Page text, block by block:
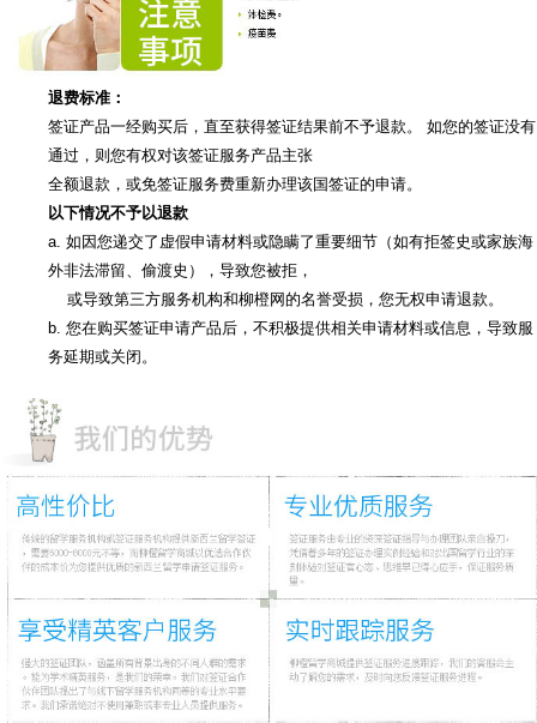
退费标准：
签证产品一经购买后，直至获得签证结果前不予退款。 如您的签证没有
通过，则您有权对该签证服务产品主张
全额退款，或免签证服务费重新办理该国签证的申请。
以下情况不予以退款
a. 如因您递交了虚假申请材料或隐瞒了重要细节（如有拒签史或家族海
外非法滞留、偷渡史），导致您被拒，
或导致第三方服务机构和柳橙网的名誉受损，您无权申请退款。
b. 您在购买签证申请产品后，不积极提供相关申请材料或信息，导致服
务延期或关闭。